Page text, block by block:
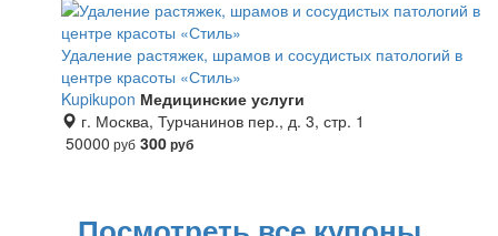
Аквапарки
Пятёрочка
Магнит
Удаление растяжек, шрамов и сосудистых патологий в
центре красоты «Стиль»
Kupikupon Медицинские услуги
г. Москва, Турчанинов пер., д. 3, стр. 1
50000 руб 300руб